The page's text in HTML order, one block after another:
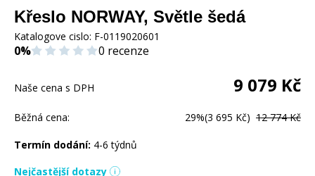
Křeslo NORWAY, Světle šedá
Katalogove cislo: F-0119020601
0% 0 recenze
Naše cena s DPH 9 079 Kč
Běžná cena: 29%(3 695 Kč) 12 774 Kč
Termín dodání: 4-6 týdnů
Nejčastější dotazy